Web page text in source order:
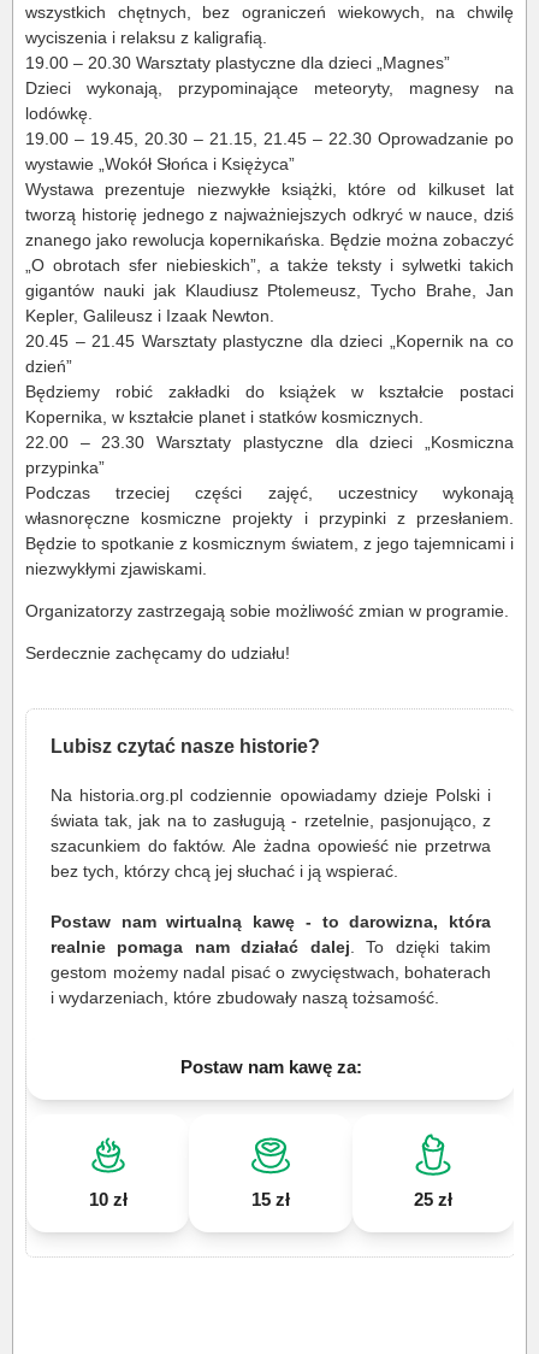
wszystkich chętnych, bez ograniczeń wiekowych, na chwilę
wyciszenia i relaksu z kaligrafią.
19.00 – 20.30 Warsztaty plastyczne dla dzieci „Magnes”
Dzieci wykonają, przypominające meteoryty, magnesy na
lodówkę.
19.00 – 19.45, 20.30 – 21.15, 21.45 – 22.30 Oprowadzanie po
wystawie „Wokół Słońca i Księżyca”
Wystawa prezentuje niezwykłe książki, które od kilkuset lat
tworzą historię jednego z najważniejszych odkryć w nauce, dziś
znanego jako rewolucja kopernikańska. Będzie można zobaczyć
„O obrotach sfer niebieskich”, a także teksty i sylwetki takich
gigantów nauki jak Klaudiusz Ptolemeusz, Tycho Brahe, Jan
Kepler, Galileusz i Izaak Newton.
20.45 – 21.45 Warsztaty plastyczne dla dzieci „Kopernik na co
dzień”
Będziemy robić zakładki do książek w kształcie postaci
Kopernika, w kształcie planet i statków kosmicznych.
22.00 – 23.30 Warsztaty plastyczne dla dzieci „Kosmiczna
przypinka”
Podczas trzeciej części zajęć, uczestnicy wykonają
własnoręczne kosmiczne projekty i przypinki z przesłaniem.
Będzie to spotkanie z kosmicznym światem, z jego tajemnicami i
niezwykłymi zjawiskami.
Organizatorzy zastrzegają sobie możliwość zmian w programie.
Serdecznie zachęcamy do udziału!
Lubisz czytać nasze historie?
Na historia.org.pl codziennie opowiadamy dzieje Polski i
świata tak, jak na to zasługują - rzetelnie, pasjonująco, z
szacunkiem do faktów. Ale żadna opowieść nie przetrwa
bez tych, którzy chcą jej słuchać i ją wspierać.
Postaw nam wirtualną kawę - to darowizna, która
realnie pomaga nam działać dalej . To dzięki takim
gestom możemy nadal pisać o zwycięstwach, bohaterach
i wydarzeniach, które zbudowały naszą tożsamość.
Postaw nam kawę za:
10 zł 15 zł 25 zł